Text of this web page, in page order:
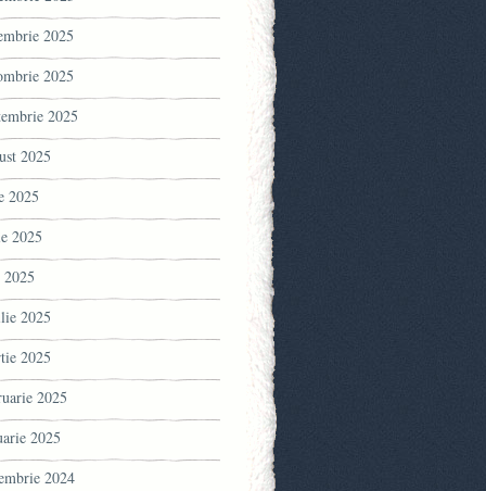
2025
2025
2025
2025
2025
2025
2025
2025
2025
2025
2024